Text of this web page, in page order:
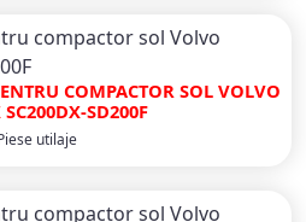
COMPACTOR SOL VOLVO
SD200F
utilaje